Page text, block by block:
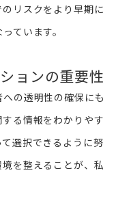
リスクをより早期に
ています。
ョンの重要性
の透明性の確保にも
る情報をわかりやす
選択できるように努
を整えることが、私